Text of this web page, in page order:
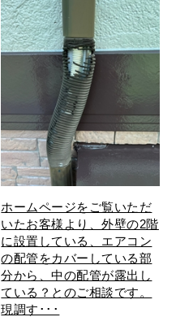
ホームページをご覧いただ
いたお客様より、外壁の2階
に設置している、エアコン
の配管をカバーしている部
分から、中の配管が露出し
ている？とのご相談です。
現調す･･･